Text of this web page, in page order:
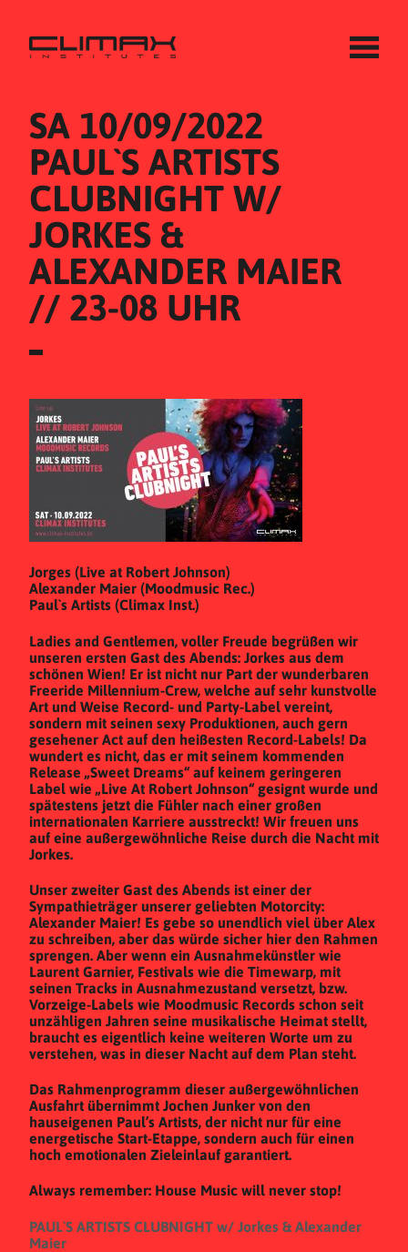
SA 10/09/2022
PAUL`S ARTISTS
CLUBNIGHT W/
JORKES &
ALEXANDER MAIER
// 23-08 UHR
Jorges (Live at Robert Johnson)
Alexander Maier (Moodmusic Rec.)
Paul`s Artists (Climax Inst.)
Ladies and Gentlemen, voller Freude begrüßen wir
unseren ersten Gast des Abends: Jorkes aus dem
schönen Wien! Er ist nicht nur Part der wunderbaren
Freeride Millennium-Crew, welche auf sehr kunstvolle
Art und Weise Record- und Party-Label vereint,
sondern mit seinen sexy Produktionen, auch gern
gesehener Act auf den heißesten Record-Labels! Da
wundert es nicht, das er mit seinem kommenden
Release „Sweet Dreams“ auf keinem geringeren
Label wie „Live At Robert Johnson“ gesignt wurde und
spätestens jetzt die Fühler nach einer großen
internationalen Karriere ausstreckt! Wir freuen uns
auf eine außergewöhnliche Reise durch die Nacht mit
Jorkes.
Unser zweiter Gast des Abends ist einer der
Sympathieträger unserer geliebten Motorcity:
Alexander Maier! Es gebe so unendlich viel über Alex
zu schreiben, aber das würde sicher hier den Rahmen
sprengen. Aber wenn ein Ausnahmekünstler wie
Laurent Garnier, Festivals wie die Timewarp, mit
seinen Tracks in Ausnahmezustand versetzt, bzw.
Vorzeige-Labels wie Moodmusic Records schon seit
unzähligen Jahren seine musikalische Heimat stellt,
braucht es eigentlich keine weiteren Worte um zu
verstehen, was in dieser Nacht auf dem Plan steht.
Das Rahmenprogramm dieser außergewöhnlichen
Ausfahrt übernimmt Jochen Junker von den
hauseigenen Paul’s Artists, der nicht nur für eine
energetische Start-Etappe, sondern auch für einen
hoch emotionalen Zieleinlauf garantiert.
Always remember: House Music will never stop!
PAUL`S ARTISTS CLUBNIGHT w/ Jorkes & Alexander
Maier